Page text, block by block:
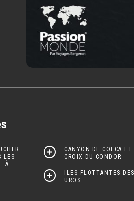
LES
À
CANYON DE COLCA ET
CROIX DU CONDOR
ILES FLOTTANTES DES
UROS